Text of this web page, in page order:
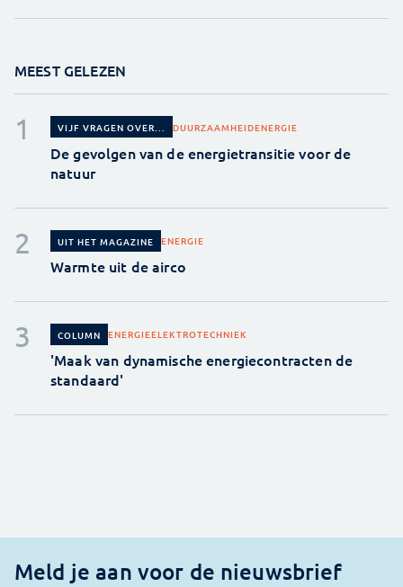
MEEST GELEZEN
VIJF VRAGEN OVER... DUURZAAMHEIDENERGIE
De gevolgen van de energietransitie voor de
natuur
UIT HET MAGAZINE ENERGIE
Warmte uit de airco
COLUMN ENERGIEELEKTROTECHNIEK
'Maak van dynamische energiecontracten de
standaard'
Meld je aan voor de nieuwsbrief